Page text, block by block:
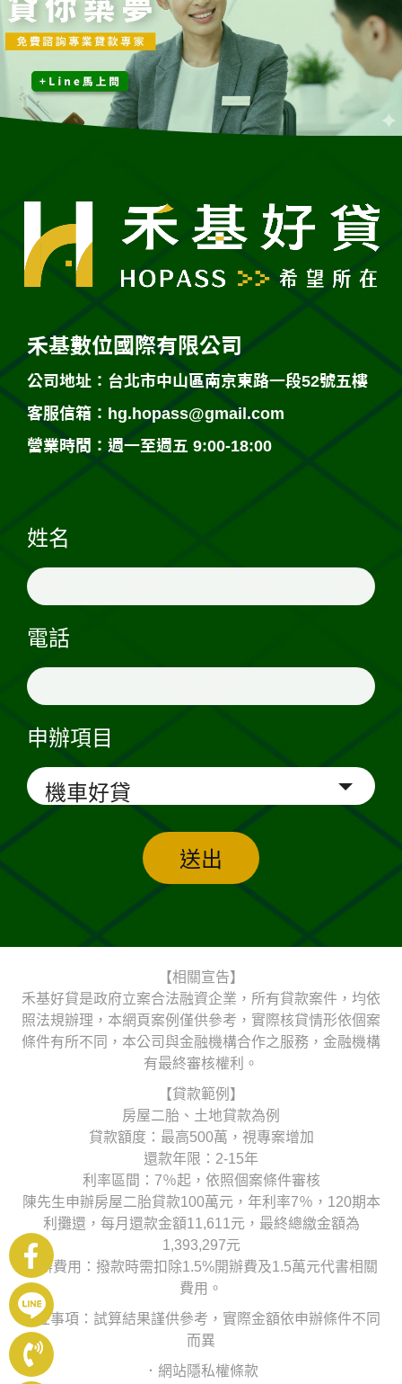
禾基數位國際有限公司
公司地址：台北市中山區南京東路一段52號五樓
客服信箱： hg.hopass@gmail.com
營業時間：週一至週五 9:00-18:00
姓名
電話
申辦項目
送出
【相關宣告】
禾基好貸是政府立案合法融資企業，所有貸款案件，均依
照法規辦理，本網頁案例僅供參考，實際核貸情形依個案
條件有所不同，本公司與金融機構合作之服務，金融機構
有最終審核權利。
【貸款範例】
房屋二胎、土地貸款為例
貸款額度：最高500萬，視專案增加
還款年限：2-15年
利率區間：7％起，依照個案條件審核
陳先生申辦房屋二胎貸款100萬元，年利率7％，120期本
利攤還，每月還款金額11,611元，最終總繳金額為
1,393,297元
申辦費用：撥款時需扣除1.5%開辦費及1.5萬元代書相關
費用。
備註事項：試算結果謹供參考，實際金額依申辦條件不同
而異
．網站隱私權條款